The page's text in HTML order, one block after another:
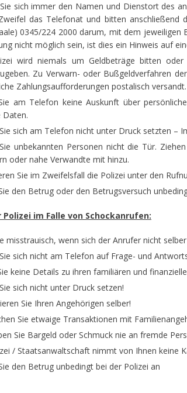
sich immer den Namen und Dienstort des
das Telefonat und bitten anschließend
0345/224 2000 darum, mit dem jeweiligen
nicht möglich sein, ist dies ein Hinweis auf
wird niemals um Geldbeträge bitten
Zu Verwarn- oder Bußgeldverfahren
Zahlungsaufforderungen postalisch versandt.
am Telefon keine Auskunft über
Daten.
sich am Telefon nicht unter Druck setzten –
unbekannten Personen nicht die Tür.
oder nahe Verwandte mit hinzu.
Sie im Zweifelsfall die Polizei unter den
den Betrug oder den Betrugsversuch
Polizei im Falle von Schockanrufen:
misstrauisch, wenn sich der Anrufer nicht
sich nicht am Telefon auf Frage- und
keine Details zu ihren familiären und
sich nicht unter Druck setzen!
Sie Ihren Angehörigen selber!
Sie etwaige Transaktionen mit
Sie Bargeld oder Schmuck nie an fremde
/ Staatsanwaltschaft nimmt von Ihnen keine
den Betrug unbedingt bei der Polizei an